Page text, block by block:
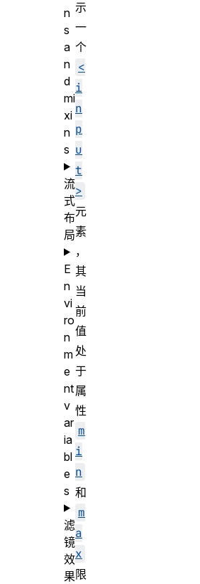
示
一
个
<
i
n
p
u
t
>
元
素
，
其
当
前
值
处
于
属
性
m
i
n
和
m
a
x
限
n
s
a
n
d
mi
xi
n
s
流
式
布
局
E
n
vi
ro
n
m
e
nt
v
ar
ia
bl
e
s
滤
镜
效
果